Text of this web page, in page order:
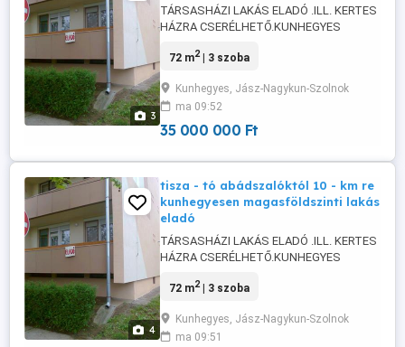
3
TÁRSASHÁZI LAKÁS ELADÓ .ILL. KERTES
HÁZRA CSERÉLHETŐ.KUNHEGYES
KLÍMÁVAL.. ELLÁTOTT .35 000 000 .ft..
CSOKRA ILL. BABAVÁRÓ PROGRAMNAK
MEGFELELŐ .. TEHERMENTES
TÁRSASHÁZI LAKÁS SOS - BEN
72 m2| 3 szoba
Kunhegyes, Jász-Nagykun-Szolnok
ma 09:52
35 000 000 Ft
4
tisza - tó abádszalóktól 10 - km re
kunhegyesen magasföldszinti lakás
eladó
TÁRSASHÁZI LAKÁS ELADÓ .ILL. KERTES
HÁZRA CSERÉLHETŐ.KUNHEGYES
KLÍMÁVAL.. ELLÁTOTT .35 000 000 .ft..
CSOKRA ILL. BABAVÁRÓ PROGRAMNAK
MEGFELELŐ .. TEHERMENTES
72 m2| 3 szoba
Kunhegyes, Jász-Nagykun-Szolnok
ma 09:51